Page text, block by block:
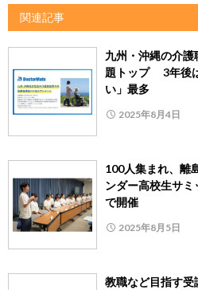
関連記事
九州・沖縄の介
題トップ 3年後
い」最多
2025年8月4日
100人集まれ、
ンダー高校生サ
で開催
2025年8月5日
教職など目指す